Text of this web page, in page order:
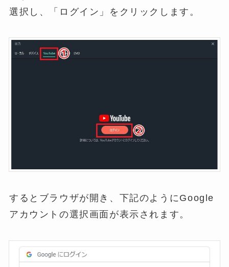
選択し、「ログイン」をクリックします。
するとブラウザが開き、下記のようにGoogle
アカウントの選択画面が表示されます。